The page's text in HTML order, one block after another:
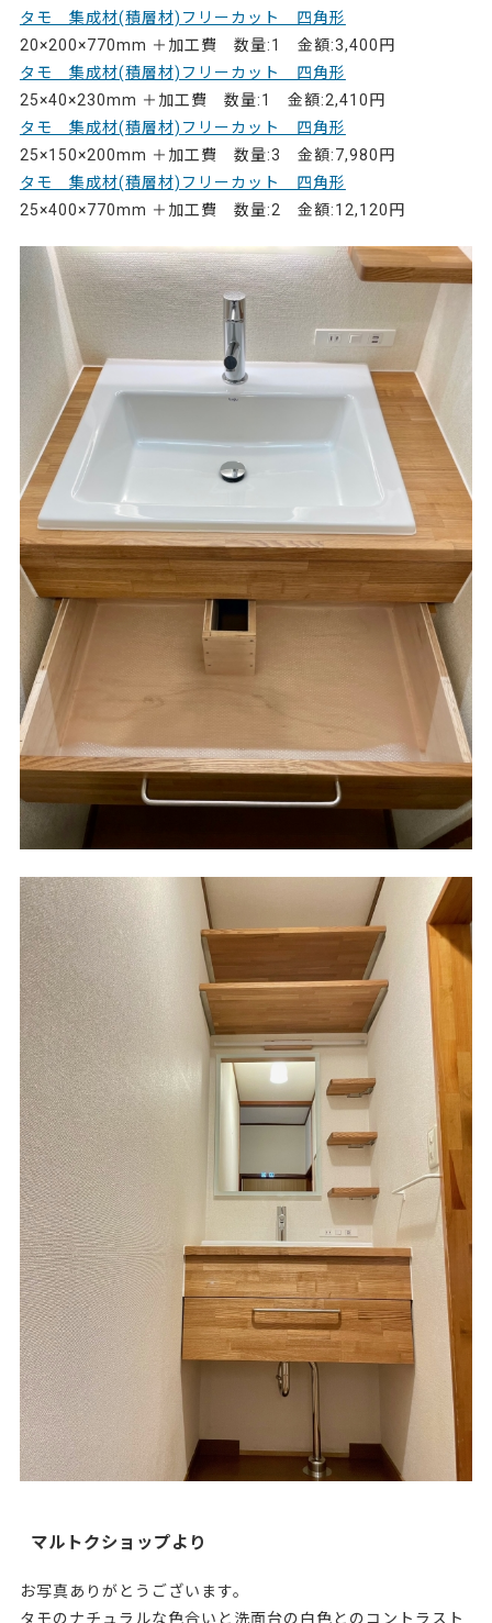
タモ 集成材(積層材)フリーカット 四角形
20×200×770mm ＋加工費 数量:1 金額:3,400円
タモ 集成材(積層材)フリーカット 四角形
25×40×230mm ＋加工費 数量:1 金額:2,410円
タモ 集成材(積層材)フリーカット 四角形
25×150×200mm ＋加工費 数量:3 金額:7,980円
タモ 集成材(積層材)フリーカット 四角形
25×400×770mm ＋加工費 数量:2 金額:12,120円
マルトクショップより
お写真ありがとうございます。
タモのナチュラルな色合いと洗面台の白色とのコントラスト